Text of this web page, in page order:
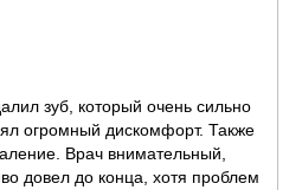
зуб, который очень сильно
огромный дискомфорт. Также
Врач внимательный,
довел до конца, хотя проблем